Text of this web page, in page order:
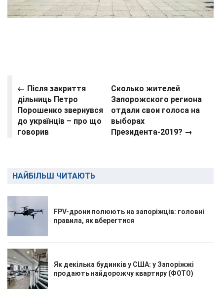
← Після закриття
дільниць Петро
Порошенко звернувся
до українців – про що
говорив
Сколько жителей
Запорожского региона
отдали свои голоса на
выборах
Президента-2019? →
НАЙБІЛЬШ ЧИТАЮТЬ
FPV-дрони полюють на запоріжців: головні
правила, як вберегтися
Як декілька будинків у США: у Запоріжжі
продають найдорожчу квартиру (ФОТО)